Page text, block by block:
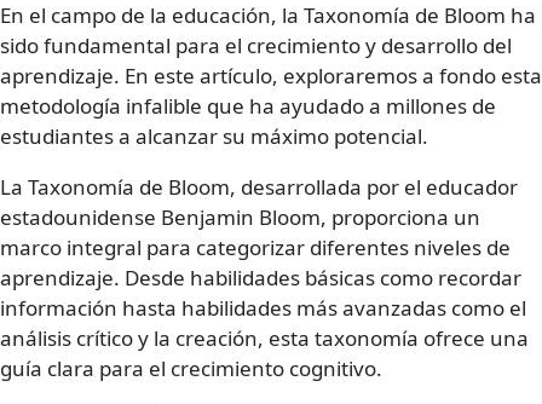
En el campo de la educación, la Taxonomía de Bloom ha
sido fundamental para el crecimiento y desarrollo del
aprendizaje. En este artículo, exploraremos a fondo esta
metodología infalible que ha ayudado a millones de
estudiantes a alcanzar su máximo potencial.
La Taxonomía de Bloom, desarrollada por el educador
estadounidense Benjamin Bloom, proporciona un
marco integral para categorizar diferentes niveles de
aprendizaje. Desde habilidades básicas como recordar
información hasta habilidades más avanzadas como el
análisis crítico y la creación, esta taxonomía ofrece una
guía clara para el crecimiento cognitivo.